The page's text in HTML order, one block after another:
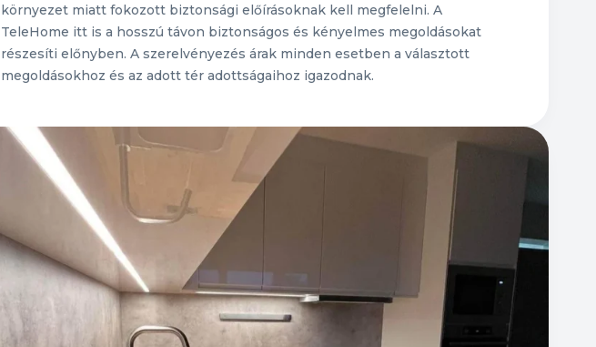
környezet miatt fokozott biztonsági előírásoknak kell megfelelni. A
TeleHome itt is a hosszú távon biztonságos és kényelmes megoldásokat
részesíti előnyben. A szerelvényezés árak minden esetben a választott
megoldásokhoz és az adott tér adottságaihoz igazodnak.